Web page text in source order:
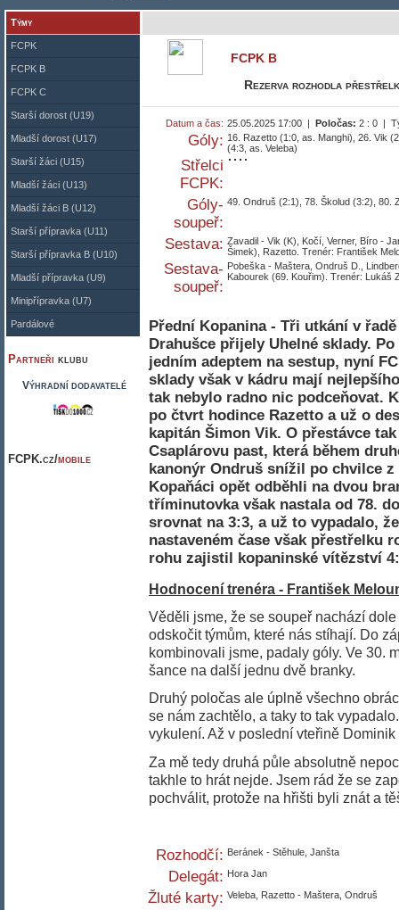
Týmy
FCPK
FCPK B
FCPK C
Starší dorost (U19)
Mladší dorost (U17)
Starší žáci (U15)
Mladší žáci (U13)
Mladší žáci B (U12)
Starší přípravka (U11)
Starší přípravka B (U10)
Mladší přípravka (U9)
Minipřípravka (U7)
Pardálové
Partneři klubu
Výhradní dodavatelé
FCPK.cz/mobile
FCPK B
Rezerva rozhodla
Datum a čas: 25.05.2025 17:00 | Poločas: 2 : 0 |
Góly: 16. Razetto (1:0, as. Manghi), 26. Vik
(4:3, as. Veleba)
Střelci
FCPK:
Góly-
soupeř:
49. Ondruš (2:1), 78. Školud (3:2), 80.
Sestava: Zavadil - Vik (K), Kočí, Verner, Bíro -
Šimek), Razetto. Trenér: František
Sestava-
soupeř:
Pobeška - Maštera, Ondruš D.,
Kabourek (69. Kouřim). Trenér: Lukáš
Přední Kopanina - Tři utkání v
Drahušce přijely Uhelné sklady.
jedním adeptem na sestup, nyní
sklady však v kádru mají
tak nebylo radno nic podceňovat.
po čtvrt hodince Razetto a už o
kapitán Šimon Vik. O přestávce
Csaplárovu past, která během
kanonýr Ondruš snížil po chvilce z
Kopaňáci opět odběhli na dvou
tříminutovka však nastala od 78.
srovnat na 3:3, a už to vypadalo,
nastaveném čase však přestřelku
rohu zajistil kopaninské vítězství
Hodnocení trenéra - František
Věděli jsme, že se soupeř nachází
odskočit týmům, které nás stíhají. Do
kombinovali jsme, padaly góly. Ve 30.
šance na další jednu dvě branky.
Druhý poločas ale úplně všechno
se nám zachtělo, a taky to tak
vykulení. Až v poslední vteřině
Za mě tedy druhá půle absolutně
takhle to hrát nejde. Jsem rád že se
pochválit, protože na hřišti byli znát a
Rozhodčí: Beránek - Stěhule, Janšta
Delegát: Hora Jan
Žluté karty: Veleba, Razetto - Maštera, Ondruš